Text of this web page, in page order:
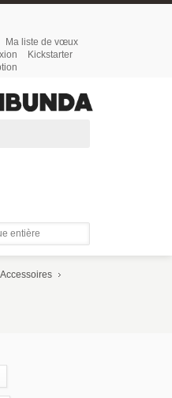
Ma liste de vœux
Kickstarter